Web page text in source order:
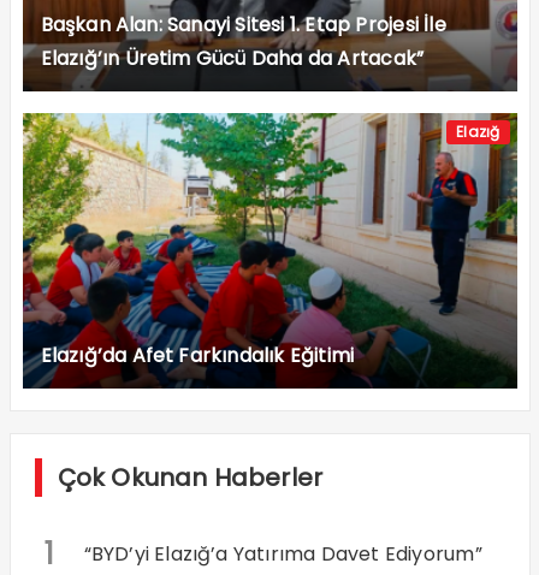
Başkan Alan: Sanayi Sitesi 1. Etap Projesi İle
Elazığ’ın Üretim Gücü Daha da Artacak”
Elazığ
Elazığ’da Afet Farkındalık Eğitimi
Çok Okunan Haberler
1 “BYD’yi Elazığ’a Yatırıma Davet Ediyorum”